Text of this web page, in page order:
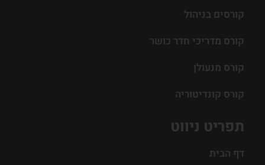
תפריט ניווט
דף הבית
קורסים בניהול
קורס מדריכי חדר כושר
קורס מנעולן
קורס קונדיטוריה